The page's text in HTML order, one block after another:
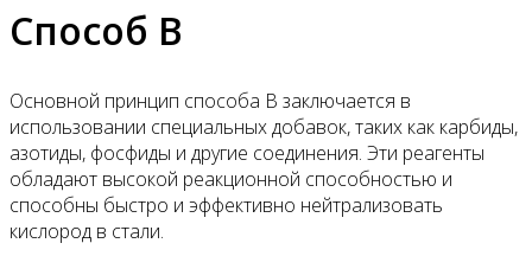
Способ B
Основной принцип способа B заключается в
использовании специальных добавок, таких как карбиды,
азотиды, фосфиды и другие соединения. Эти реагенты
обладают высокой реакционной способностью и
способны быстро и эффективно нейтрализовать
кислород в стали.